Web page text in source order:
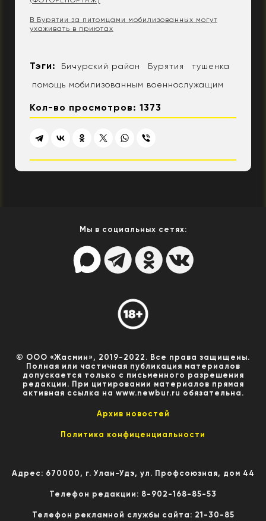
В Бурятии за питомцами мобилизованных могут
ухаживать в приютах
Тэги: Бичурский район Бурятия
тушенка
помощь мобилизованным военнослужащим
Кол-во просмотров: 1373
Мы в социальных сетях:
© ООО «Жасмин», 2019-2022. Все права защищены.
Полная или частичная публикация материалов
допускается только с письменного разрешения
редакции. При цитировании материалов прямая
активная ссылка на www.newbur.ru обязательна.
Архив новостей
Политика конфиценциальности
Адрес: 670000, г. Улан-Удэ, ул. Профсоюзная, дом 44
Телефон редакции: 8-902-168-85-53
Телефон рекламной службы сайта: 21-30-85